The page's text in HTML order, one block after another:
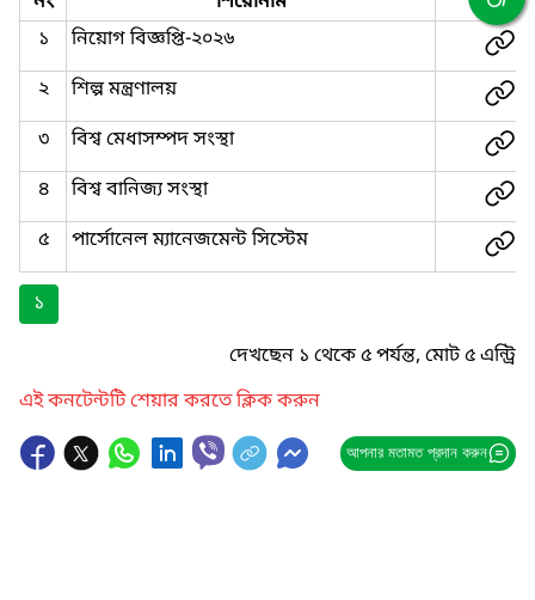
১
নিয়োগ বিজ্ঞপ্তি-২০২৬
২
শিল্প মন্ত্রণালয়
৩
বিশ্ব মেধাসম্পদ সংস্থা
৪
বিশ্ব বানিজ্য সংস্থা
৫
পার্সোনেল ম্যানেজমেন্ট সিস্টেম
১
দেখছেন ১ থেকে ৫ পর্যন্ত, মোট ৫ এন্ট্রি
এই কনটেন্টটি শেয়ার করতে ক্লিক করুন
আপনার মতামত প্রদান করুন